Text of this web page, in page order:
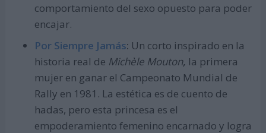
comportamiento del sexo opuesto para poder
encajar.
Por Siempre Jamás: Un corto inspirado en la
historia real de Michèle Mouton, la primera
mujer en ganar el Campeonato Mundial de
Rally en 1981. La estética es de cuento de
hadas, pero esta princesa es el
empoderamiento femenino encarnado y logra